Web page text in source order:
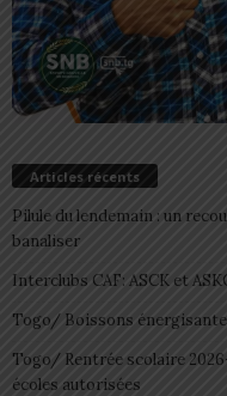
Articles récents
Pilule du lendemain : un
banaliser
Interclubs CAF: ASCK et
Togo/ Boissons
Togo/ Rentrée scolaire
écoles autorisées